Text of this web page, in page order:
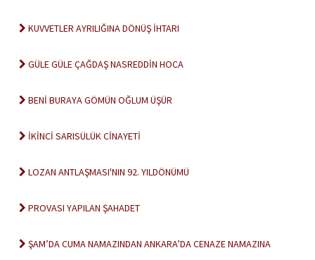
KUVVETLER AYRILIĞINA DÖNÜŞ İHTARI
GÜLE GÜLE ÇAĞDAŞ NASREDDİN HOCA
BENİ BURAYA GÖMÜN OĞLUM ÜŞÜR
İKİNCİ SARISÜLÜK CİNAYETİ
LOZAN ANTLAŞMASI'NIN 92. YILDÖNÜMÜ
PROVASI YAPILAN ŞAHADET
ŞAM’DA CUMA NAMAZINDAN ANKARA’DA CENAZE NAMAZINA